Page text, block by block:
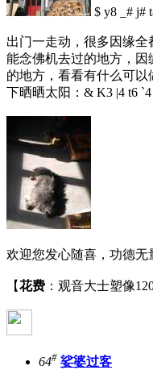
$ y8 _# j#
出门一走动，很多因缘
能念佛机去过的地方，
的地方，看看有什么可
下晒晒太阳： & K3 |4 t6
欢迎您发心随喜，功德无
【花费 ：观音大士塑像
64# 娑婆过客